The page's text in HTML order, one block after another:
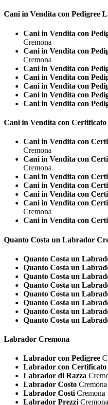
Cani in Vendita con Pedigree
Cani in Vendita con
Cremona
Cani in Vendita con
Cremona
Cani in Vendita con
Cani in Vendita con
Cani in Vendita con
Cani in Vendita con
Cani in Vendita con
Cani in Vendita con Certificato
Cani in Vendita con
Cremona
Cani in Vendita con
Cremona
Cani in Vendita con
Cani in Vendita con
Cani in Vendita con
Cani in Vendita con
Cremona
Cani in Vendita con
Quanto Costa un Labrador
Quanto Costa un
Quanto Costa un
Quanto Costa un
Quanto Costa un
Quanto Costa un
Quanto Costa un
Quanto Costa un
Quanto Costa un
Labrador Cremona
Labrador con Pedigree
Labrador con Certificato
Labrador di Razza
Labrador Costo Cremona
Labrador Costi Cremona
Labrador Prezzi Cremona